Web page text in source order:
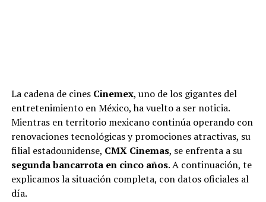
La cadena de cines Cinemex, uno de los gigantes del
entretenimiento en México, ha vuelto a ser noticia.
Mientras en territorio mexicano continúa operando con
renovaciones tecnológicas y promociones atractivas, su
filial estadounidense, CMX Cinemas, se enfrenta a su
segunda bancarrota en cinco años. A continuación, te
explicamos la situación completa, con datos oficiales al
día.